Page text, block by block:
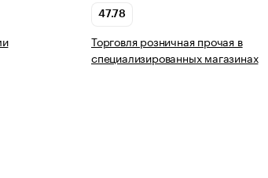
47.78
Торговля розничная прочая в
специализированных магазинах